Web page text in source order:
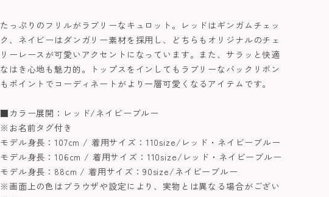
たっぷりのフリルがラブリーなキュロット。レッドはギンガムチェッ
ク、ネイビーはダンガリー素材を採用し、どちらもオリジナルのチェ
リーレースが可愛いアクセントになっています。また、サラッと快適
なはき心地も魅力的。トップスをインしてもラブリーなバックリボン
もポイントでコーディネートがより一層可愛くなるアイテムです。
■カラー展開：レッド/ネイビーブルー
※お名前タグ付き
モデル身長：107cm / 着用サイズ：110size/レッド・ネイビーブルー
モデル身長：106cm / 着用サイズ：110size/レッド・ネイビーブルー
モデル身長：88cm / 着用サイズ：90size/ネイビーブルー
※画面上の色はブラウザや設定により、実物とは異なる場合がござい